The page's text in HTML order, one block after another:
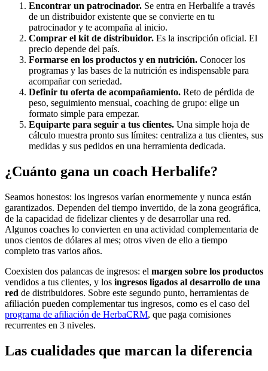
Encontrar un patrocinador. Se entra en Herbalife a través
de un distribuidor existente que se convierte en tu
patrocinador y te acompaña al inicio.
Comprar el kit de distribuidor. Es la inscripción oficial. El
precio depende del país.
Formarse en los productos y en nutrición. Conocer los
programas y las bases de la nutrición es indispensable para
acompañar con seriedad.
Definir tu oferta de acompañamiento. Reto de pérdida de
peso, seguimiento mensual, coaching de grupo: elige un
formato simple para empezar.
Equiparte para seguir a tus clientes. Una simple hoja de
cálculo muestra pronto sus límites: centraliza a tus clientes, sus
medidas y sus pedidos en una herramienta dedicada.
¿Cuánto gana un coach Herbalife?
Seamos honestos: los ingresos varían enormemente y nunca están
garantizados. Dependen del tiempo invertido, de la zona geográfica,
de la capacidad de fidelizar clientes y de desarrollar una red.
Algunos coaches lo convierten en una actividad complementaria de
unos cientos de dólares al mes; otros viven de ello a tiempo
completo tras varios años.
Coexisten dos palancas de ingresos: el margen sobre los productos
vendidos a tus clientes, y los ingresos ligados al desarrollo de una
red de distribuidores. Sobre este segundo punto, herramientas de
afiliación pueden complementar tus ingresos, como es el caso del
programa de afiliación de HerbaCRM, que paga comisiones
recurrentes en 3 niveles.
Las cualidades que marcan la diferencia